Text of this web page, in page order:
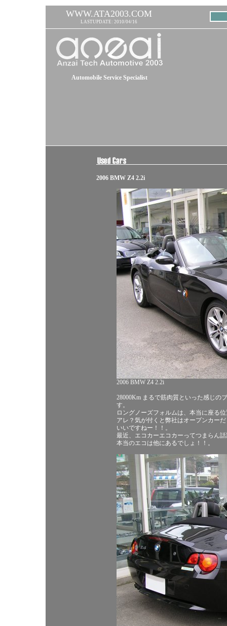
WWW.ATA2003.COM
LASTUPDATE: 2010/04/16
Automobile Service Specialist
2006 BMW Z4 2.2i
2006 BMW Z4 2.2i
28000Km まるで筋肉質といった感じの
す。
ロングノーズフォルムは、本当に座る
アレ？気が付くと弊社はオープンカー
いいですねー！！。
最近、エコカーエコカーってつまらん
本当のエコは他にあるでしょ！！。